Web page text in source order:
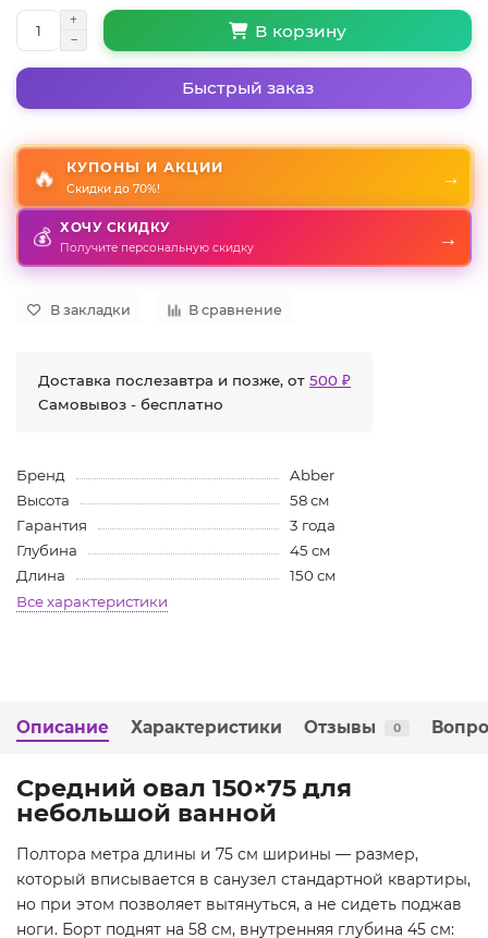
В корзину
Быстрый заказ
🔥 КУПОНЫ И АКЦИИ
Скидки до 70%!
→
💰 ХОЧУ СКИДКУ
Получите персональную скидку →
В закладки В сравнение
Доставка послезавтра и позже, от 500 ₽
Самовывоз - бесплатно
Бренд
Abber
Высота
58 см
Гарантия
3 года
Глубина
45 см
Длина
150 см
Все характеристики
Описание Характеристики Отзывы 0
Средний овал 150×75 для
небольшой ванной
Полтора метра длины и 75 см ширины — размер,
который вписывается в санузел стандартной квартиры,
но при этом позволяет вытянуться, а не сидеть поджав
ноги. Борт поднят на 58 см, внутренняя глубина 45 см: